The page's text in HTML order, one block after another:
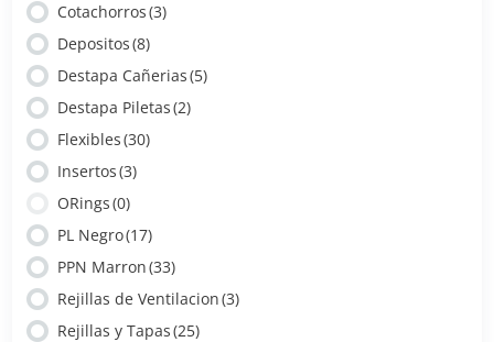
Cotachorros(3)
Depositos(8)
Destapa Cañerias(5)
Destapa Piletas(2)
Flexibles(30)
Insertos(3)
ORings(0)
PL Negro(17)
PPN Marron(33)
Rejillas de Ventilacion(3)
Rejillas y Tapas(25)